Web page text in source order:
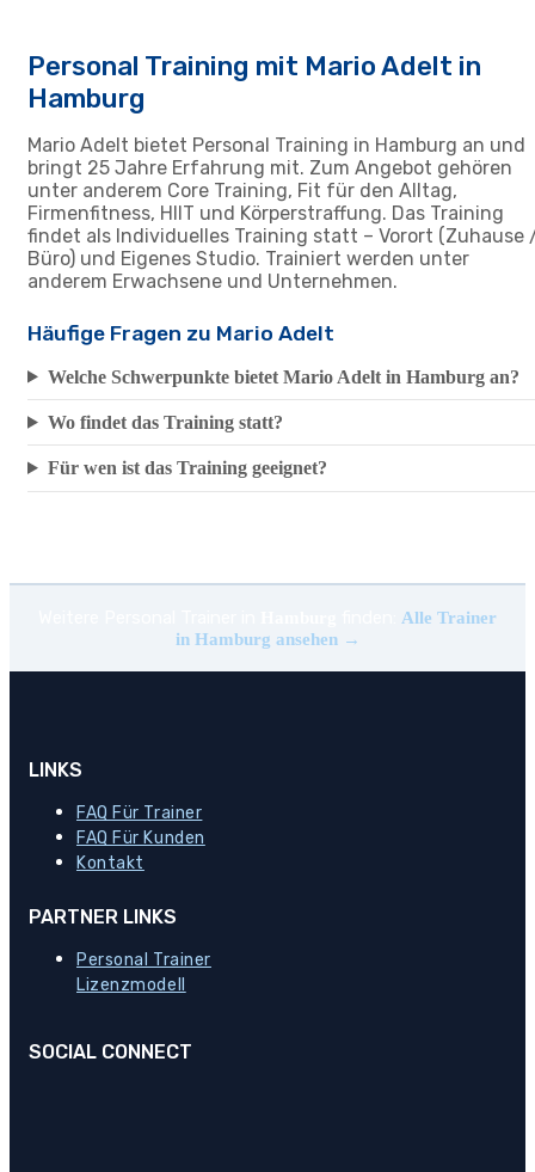
Personal Training mit Mario Adelt in
Hamburg
Mario Adelt bietet Personal Training in Hamburg an und
bringt 25 Jahre Erfahrung mit. Zum Angebot gehören
unter anderem Core Training, Fit für den Alltag,
Firmenfitness, HIIT und Körperstraffung. Das Training
findet als Individuelles Training statt – Vorort (Zuhause
Büro) und Eigenes Studio. Trainiert werden unter
anderem Erwachsene und Unternehmen.
Häufige Fragen zu Mario Adelt
Welche Schwerpunkte bietet Mario Adelt in Hamburg an?
Wo findet das Training statt?
Für wen ist das Training geeignet?
Alle Trainer
in Hamburg ansehen →
LINKS
FAQ Für Trainer
FAQ Für Kunden
Kontakt
PARTNER LINKS
Personal Trainer
Lizenzmodell
SOCIAL CONNECT